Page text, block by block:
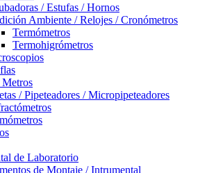
/ Estufas / Hornos
Ambiente / Relojes / Cronómetros
Termómetros
Termohigrómetros
/ Pipeteadores / Micropipeteadores
de Laboratorio
de Montaje / Intrumental